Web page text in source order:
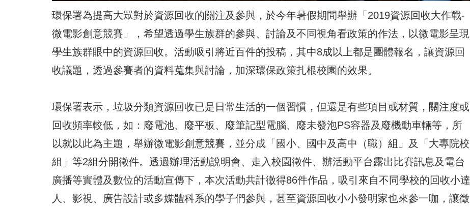
環保署為提高大眾對於資源回收的關注及參與，於今年暑假期間舉辦「2019資源回收大作戰-
微電影創意競賽」，希望透過學生族群的參與、討論及不同視角看政策的作法，以微電影呈現
學生族群眼中的資源回收。活動吸引將近百件的投稿，其中8成以上都是團體報名，讓資源回
收議題，透過參賽者的資料蒐集與討論，加深環保政策扎根校園的效果。
環保署表示，垃圾分類資源回收已是日常生活的一個習慣，但還是有些項目或材質，關注度或
回收頻率較低，如：廢電池、廢平板、廢筆記型電腦、廢未發泡PS容器及廢機動車輛等，所
以就以此為主題，舉辦微電影創意競賽，並分成「國小、國中及高中（職）組」及「大專院校
組」等2組分開徵件。透過辦理活動說明會、走入校園徵件、辦活動平台露出比賽訊息及電台
廣播等實體及數位的活動宣傳下，本次活動共計徵得86件作品，吸引來自不同學校的回收小達
人、影視、廣告設計或多媒體科系的學子們參與，甚至資源回收小小發明家也來參一咖，讓徵